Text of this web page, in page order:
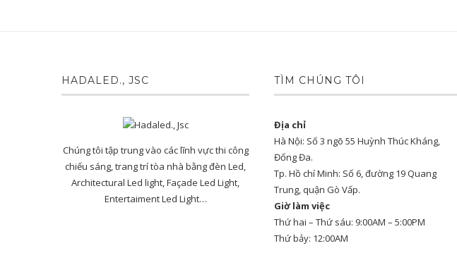
HADALED., JSC
Chúng tôi tập trung vào các lĩnh vực thi công
chiếu sáng, trang trí tòa nhà bằng đèn Led,
Architectural Led light, Façade Led Light,
Entertaiment Led Light…
TÌM CHÚNG TÔI
Địa chỉ
Hà Nội: Số 3 ngõ 55 Huỳnh Thúc Kháng,
Đống Đa.
Tp. Hồ chí Minh: Số 6, đường 19 Quang
Trung, quận Gò Vấp.
Giờ làm việc
Thứ hai – Thứ sáu: 9:00AM – 5:00PM
Thứ bảy: 12:00AM